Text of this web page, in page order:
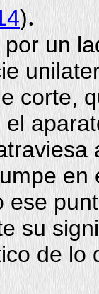
).
un
corte,
ese
su
de lo